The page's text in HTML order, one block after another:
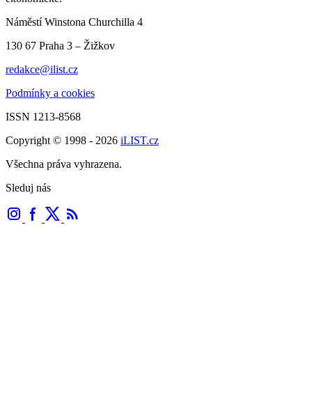
Náměstí Winstona Churchilla 4
130 67 Praha 3 – Žižkov
redakce@ilist.cz
Podmínky a cookies
ISSN 1213-8568
Copyright © 1998 - 2026 iLIST.cz
Všechna práva vyhrazena.
Sleduj nás